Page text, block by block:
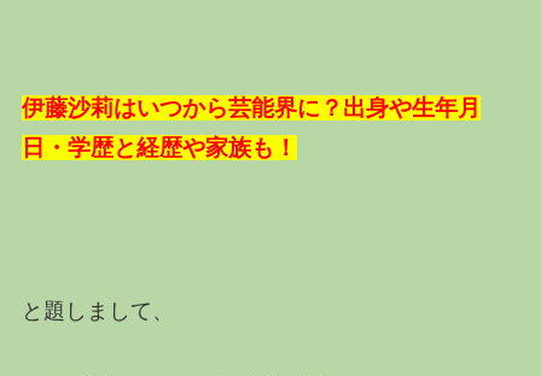
伊藤沙莉はいつから芸能界に？出身や生年月
日・学歴と経歴や家族も！
と題しまして、